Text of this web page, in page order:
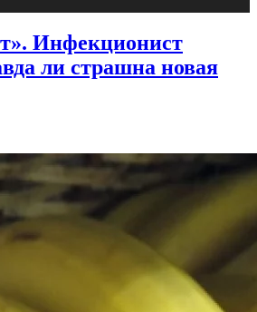
Инфекционист
ли страшна новая